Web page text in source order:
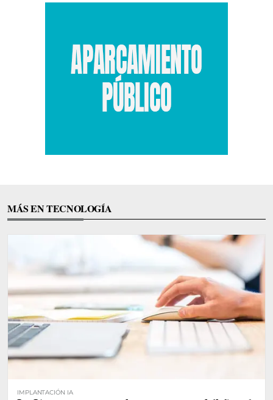
MÁS EN TECNOLOGÍA
IMPLANTACIÓN IA